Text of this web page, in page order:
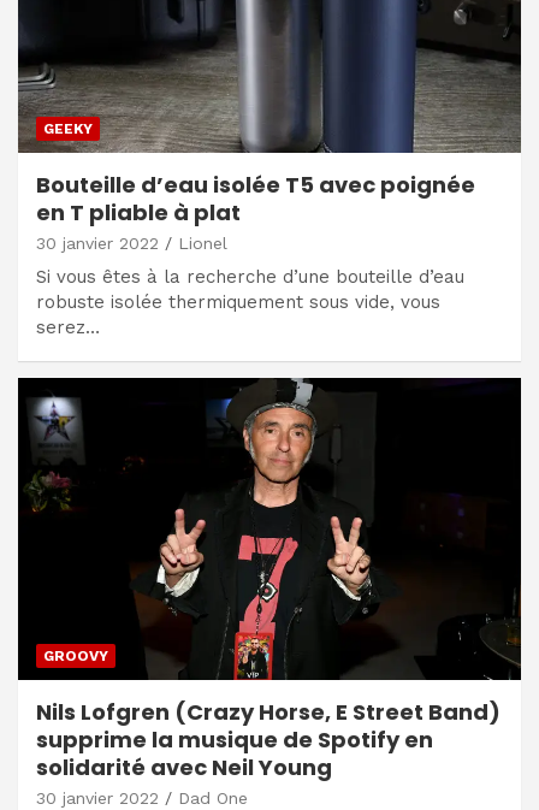
GEEKY
Bouteille d’eau isolée T5 avec poignée
en T pliable à plat
30 janvier 2022 Lionel
Si vous êtes à la recherche d’une bouteille d’eau
robuste isolée thermiquement sous vide, vous
serez…
GROOVY
Nils Lofgren (Crazy Horse, E Street Band)
supprime la musique de Spotify en
solidarité avec Neil Young
30 janvier 2022 Dad One